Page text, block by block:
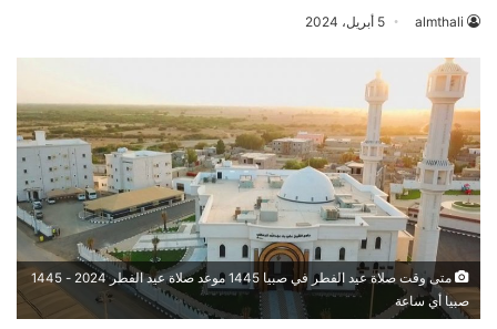
almthali 5 أبريل، 2024
متى وقت صلاة عيد الفطر في صبيا 1445 موعد صلاة عيد الفطر 2024 - 1445
صبيا أي ساعة